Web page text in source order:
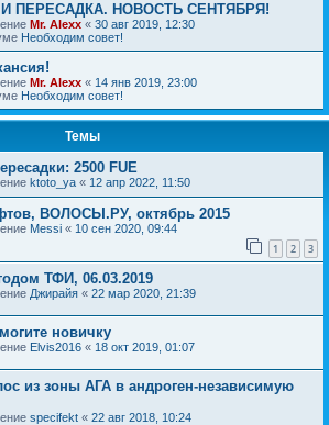
ПЕРЕСАДКА. НОВОСТЬ СЕНТЯБРЯ!
Mr. Alexx « 30 авг 2019, 12:30
Необходим совет!
Mr. Alexx « 14 янв 2019, 23:00
Необходим совет!
Темы
2500 FUE
ktoto_ya « 12 апр 2022, 11:50
ВОЛОСЫ.РУ, октябрь 2015
Messi « 10 сен 2020, 09:44
1 2 3
ТФИ, 06.03.2019
Джирайя « 22 мар 2020, 21:39
новичку
Elvis2016 « 18 окт 2019, 01:07
из зоны АГА в андроген-независимую
specifekt « 22 авг 2018, 10:24